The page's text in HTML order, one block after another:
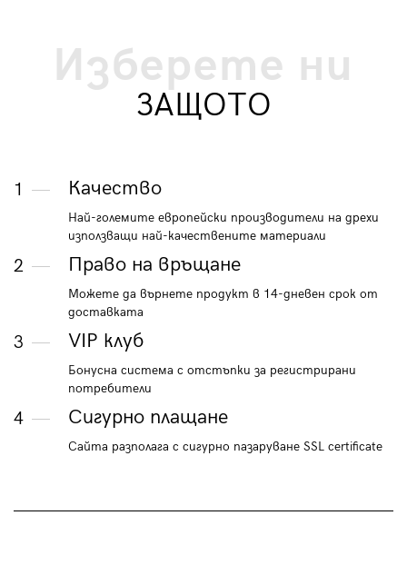
Изберете ни
ЗАЩОТО
1 Качество
Най-големите европейски производители на дрехи
използващи най-качествените материали
2 Право на връщане
Можете да върнете продукт в 14-дневен срок от
доставката
3 VIP клуб
Бонусна система с отстъпки за регистрирани
потребители
4 Сигурно плащане
Сайта разполага с сигурно пазаруване SSL certificate